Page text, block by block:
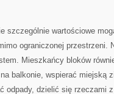
szczególnie wartościowe
ograniczonej przestrzeni.
Mieszkańcy bloków
balkonie, wspierać miejską
odpady, dzielić się rzeczami